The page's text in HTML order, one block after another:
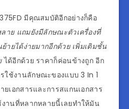
มีคุณสมบัติอีกอย่างก็คือ
าย แถมยังมีลักษณะตัวเครื่องที่
ายได้ง่ายมากอีกด้วย เพิ่มเติมชั้น
ได้อีกด้วย ราคาก็ค่อนข้างถูก อีก
ช้งานลักษณะของแบบ 3 In 1
ยเอกสารและการสแกนเอกสาร
านที่หลากหลายนี้เลยทำให้มัน